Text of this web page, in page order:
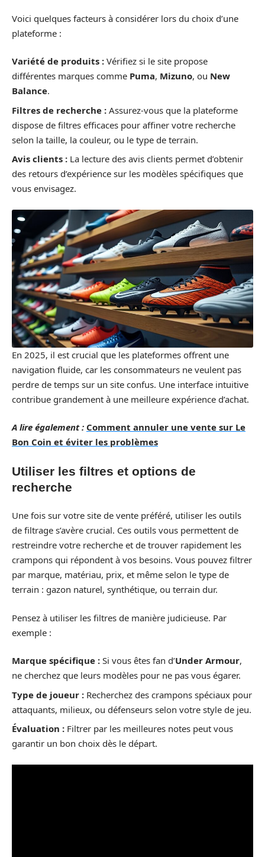
Voici quelques facteurs à considérer lors du choix d’une
plateforme :
Variété de produits : Vérifiez si le site propose
différentes marques comme Puma, Mizuno, ou New
Balance.
Filtres de recherche : Assurez-vous que la plateforme
dispose de filtres efficaces pour affiner votre recherche
selon la taille, la couleur, ou le type de terrain.
Avis clients : La lecture des avis clients permet d’obtenir
des retours d’expérience sur les modèles spécifiques que
vous envisagez.
En 2025, il est crucial que les plateformes offrent une
navigation fluide, car les consommateurs ne veulent pas
perdre de temps sur un site confus. Une interface intuitive
contribue grandement à une meilleure expérience d’achat.
A lire également : Comment annuler une vente sur Le
Bon Coin et éviter les problèmes
Utiliser les filtres et options de
recherche
Une fois sur votre site de vente préféré, utiliser les outils
de filtrage s’avère crucial. Ces outils vous permettent de
restreindre votre recherche et de trouver rapidement les
crampons qui répondent à vos besoins. Vous pouvez filtrer
par marque, matériau, prix, et même selon le type de
terrain : gazon naturel, synthétique, ou terrain dur.
Pensez à utiliser les filtres de manière judicieuse. Par
exemple :
Marque spécifique : Si vous êtes fan d’Under Armour,
ne cherchez que leurs modèles pour ne pas vous égarer.
Type de joueur : Recherchez des crampons spéciaux pour
attaquants, milieux, ou défenseurs selon votre style de jeu.
Évaluation : Filtrer par les meilleures notes peut vous
garantir un bon choix dès le départ.